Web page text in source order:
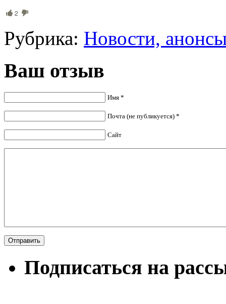
2
Рубрика: Новости,
Ваш отзыв
Имя *
Почта (не публикуется) *
Сайт
Подписаться на